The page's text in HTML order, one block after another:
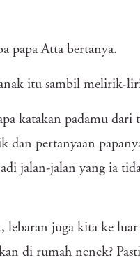
papa Atta bertanya.
itu sambil melirik-
katakan padamu dari
dan pertanyaan
jalan-jalan yang ia
juga kita ke luar
di rumah nenek?